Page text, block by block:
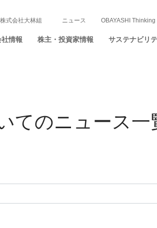
情報 株主・投資家情報 サステナビリ
株式会社大林組 ニュース OBAYASHI Thinking
てのニュース一